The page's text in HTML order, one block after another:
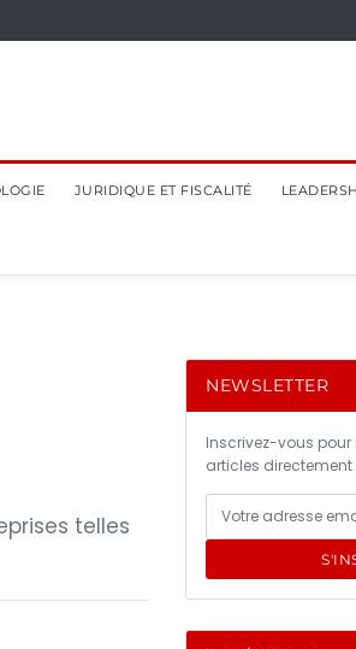
JURIDIQUE ET FISCALITÉ
telles
NEWSLETTER
Inscrivez-vous pour
articles